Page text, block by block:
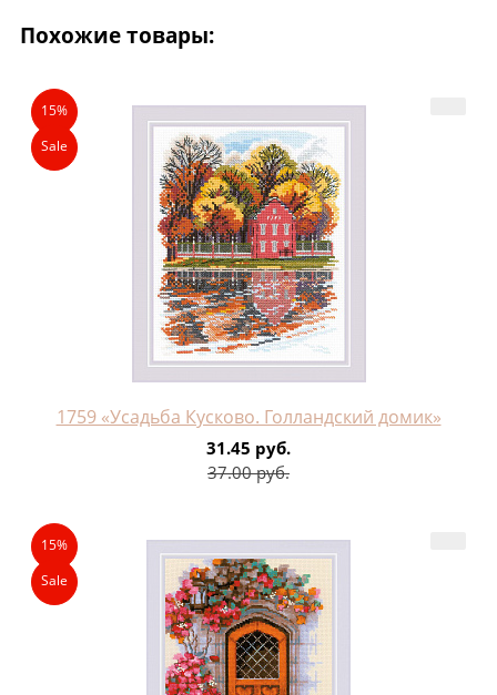
Похожие товары:
15%
Sale
1759 «Усадьба Кусково. Голландский домик»
31.45 руб.
37.00 руб.
15%
Sale